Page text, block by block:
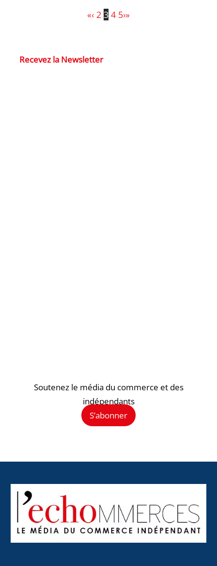
«‹ 2 3 4 5›»
Recevez la Newsletter
Soutenez le média du commerce et des
indépendants
S’abonner
To
Top